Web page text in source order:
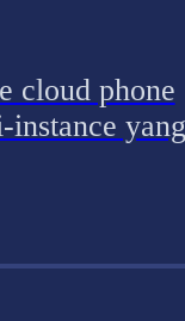
cloud phone
instance yang